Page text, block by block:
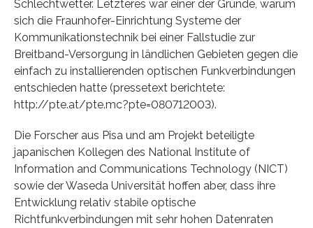
Schlechtwetter. Letzteres war einer der Gründe, warum
sich die Fraunhofer-Einrichtung Systeme der
Kommunikationstechnik bei einer Fallstudie zur
Breitband-Versorgung in ländlichen Gebieten gegen die
einfach zu installierenden optischen Funkverbindungen
entschieden hatte (pressetext berichtete:
http://pte.at/pte.mc?pte=080712003).
Die Forscher aus Pisa und am Projekt beteiligte
japanischen Kollegen des National Institute of
Information and Communications Technology (NICT)
sowie der Waseda Universität hoffen aber, dass ihre
Entwicklung relativ stabile optische
Richtfunkverbindungen mit sehr hohen Datenraten